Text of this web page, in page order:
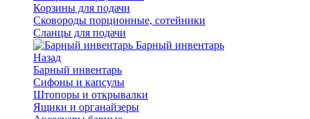
Корзины для подачи
Сковороды порционные, сотейники
Сланцы для подачи
Барный инвентарь
Назад
Барный инвентарь
Сифоны и капсулы
Штопоры и открывалки
Ящики и органайзеры